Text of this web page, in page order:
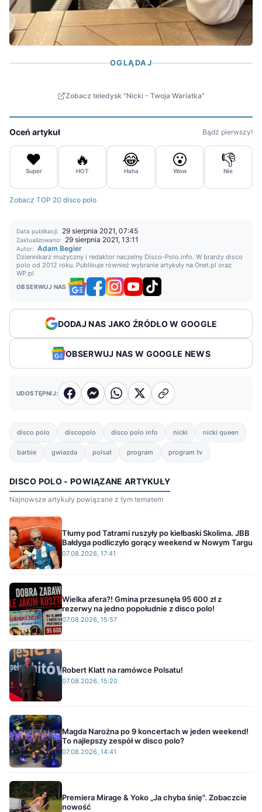
OGLĄDAJ
Zobacz teledysk "Nicki - Twoja Wariatka"
Oceń artykuł Bądź pierwszy!
❤️
Super
🔥
HOT
😂
Haha
😮
Wow
👎
Nie
Zobacz TOP 20 disco polo
Data publikacji: 29 sierpnia 2021, 07:45
Zaktualizowano: 29 sierpnia 2021, 13:11
Autor: Adam Begier
Dziennikarz muzyczny i redaktor naczelny Disco-Polo.info. W branży disco
polo od 2012 roku. Publikuje również wybranie artykuły na Onet.pl oraz
WP.pl
OBSERWUJ NAS
DODAJ NAS JAKO ŹRÓDŁO W GOOGLE
OBSERWUJ NAS W GOOGLE NEWS
UDOSTĘPNIJ:
disco polo discopolo disco polo info nicki nicki queen
barbie gwiazda polsat program program tv
DISCO POLO - POWIĄZANE ARTYKUŁY
Najnowsze artykuły powiązane z tym tematem
Tłumy pod Tatrami ruszyły po kiełbaski Skolima. JBB
Bałdyga podliczyło gorący weekend w Nowym Targu
07.08.2026, 17:41
Wielka afera?! Gmina przesunęła 95 600 zł z
rezerwy na jedno popołudnie z disco polo!
07.08.2026, 15:57
Robert Klatt na ramówce Polsatu!
07.08.2026, 15:20
Magda Narożna po 9 koncertach w jeden weekend!
To najlepszy zespół w disco polo?
07.08.2026, 14:41
Premiera Mirage & Yoko „Ja chyba śnię". Zobaczcie
nowość